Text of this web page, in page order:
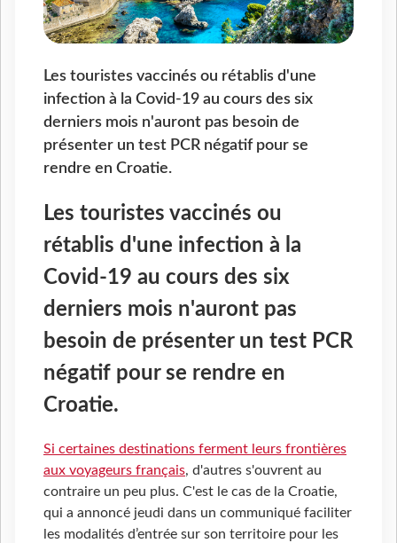
Les touristes vaccinés ou rétablis d'une
infection à la Covid-19 au cours des six
derniers mois n'auront pas besoin de
présenter un test PCR négatif pour se
rendre en Croatie.
Les touristes vaccinés ou
rétablis d'une infection à la
Covid-19 au cours des six
derniers mois n'auront pas
besoin de présenter un test PCR
négatif pour se rendre en
Croatie.
Si certaines destinations ferment leurs frontières
aux voyageurs français, d'autres s'ouvrent au
contraire un peu plus. C'est le cas de la Croatie,
qui a annoncé jeudi dans un communiqué faciliter
les modalités d’entrée sur son territoire pour les